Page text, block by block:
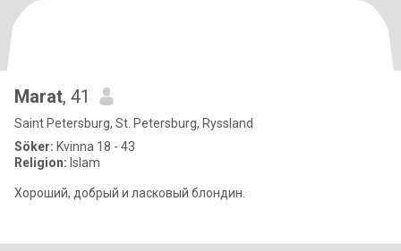
Marat, 41
Saint Petersburg, St. Petersburg, Ryssland
Söker: Kvinna 18 - 43
Religion: Islam
Хороший, добрый и ласковый блондин.